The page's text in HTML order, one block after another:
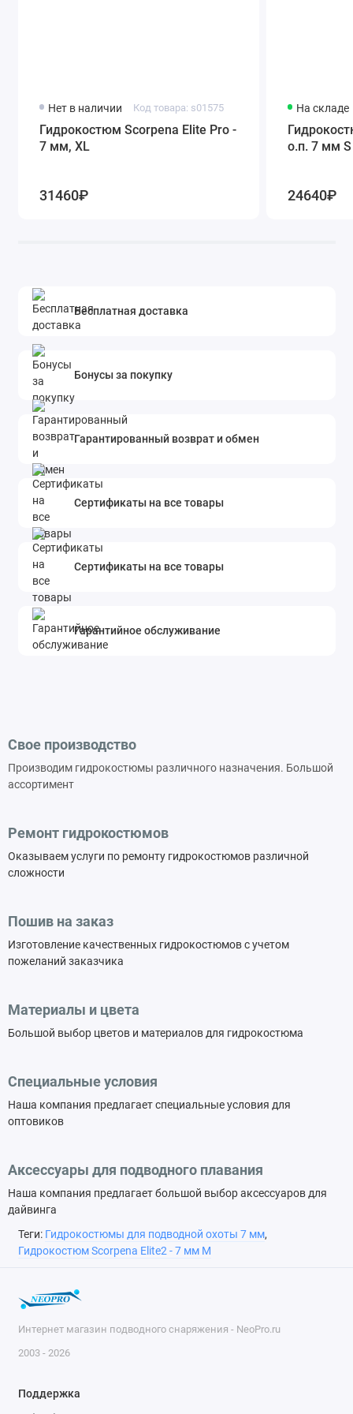
Нет в наличии Код товара: s01575
Гидрокостюм Scorpena Elite Pro -
7 мм, XL
31460₽
На складе
о.п. 7 мм S
24640₽
Бесплатная доставка
Бонусы за покупку
Гарантированный возврат и обмен
Сертификаты на все товары
Сертификаты на все товары
Гарантийное обслуживание
Свое производство
Производим гидрокостюмы различного назначения. Большой
ассортимент
Ремонт гидрокостюмов
Оказываем услуги по ремонту гидрокостюмов различной
сложности
Пошив на заказ
Изготовление качественных гидрокостюмов с учетом
пожеланий заказчика
Материалы и цвета
Большой выбор цветов и материалов для гидрокостюма
Специальные условия
Наша компания предлагает специальные условия для
оптовиков
Аксессуары для подводного плавания
Наша компания предлагает большой выбор аксессуаров для
дайвинга
Теги: Гидрокостюмы для подводной охоты 7 мм,
Гидрокостюм Scorpena Elite2 - 7 мм M
Интернет магазин подводного снаряжения - NeoPro.ru
2003 - 2026
Поддержка